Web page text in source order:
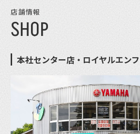
店舗情報
SHOP
本社センター店・ロイヤルエン